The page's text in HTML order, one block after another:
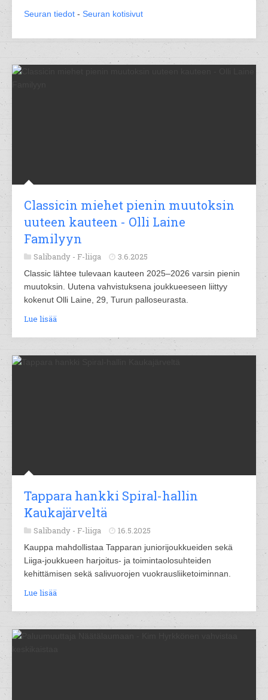
Seuran tiedot - Seuran kotisivut
Classicin miehet pienin muutoksin
uuteen kauteen - Olli Laine
Familyyn
Salibandy - F-liiga 3.6.2025
Classic lähtee tulevaan kauteen 2025–2026 varsin pienin
muutoksin. Uutena vahvistuksena joukkueeseen liittyy
kokenut Olli Laine, 29, Turun palloseurasta.
Lue lisää
Tappara hankki Spiral-hallin
Kaukajärveltä
Salibandy - F-liiga 16.5.2025
Kauppa mahdollistaa Tapparan juniorijoukkueiden sekä
Liiga-joukkueen harjoitus- ja toimintaolosuhteiden
kehittämisen sekä salivuorojen vuokrausliiketoiminnan.
Lue lisää